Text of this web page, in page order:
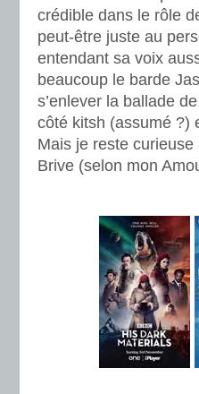
crédible dans le rôle
peut-être juste au
entendant sa voix
beaucoup le barde
s’enlever la ballade
côté kitsh (assumé ?)
Mais je reste
Brive (selon mon